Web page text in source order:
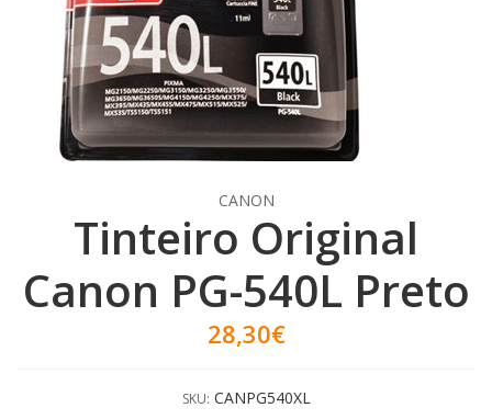
CANON
Tinteiro Original
Canon PG-540L Preto
28,30€
SKU: CANPG540XL